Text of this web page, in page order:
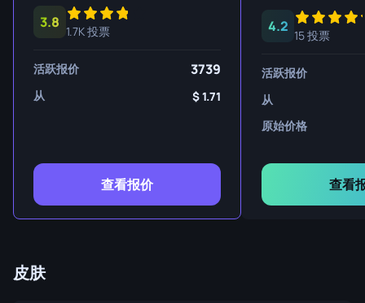
3.8
1.7K 投票
活跃报价 3739
从 1.71
查看报价
4.2
15 投票
活跃报价
从
原始价格
查看
皮肤